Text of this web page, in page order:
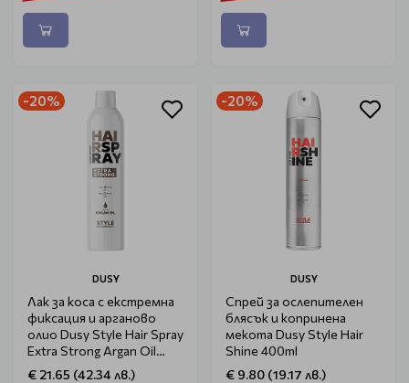
-20%
DUSY
Лак за коса с екстремна
фиксация и арганово
олио Dusy Style Hair Spray
Extra Strong Argan Oil
400ml
€ 21.65 (42.34 лв.)
-20%
DUSY
Спрей за ослепителен
блясък и копринена
мекота Dusy Style Hair
Shine 400ml
€ 9.80 (19.17 лв.)